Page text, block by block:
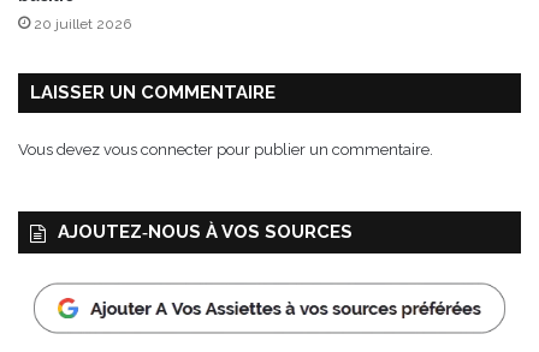
20 juillet 2026
LAISSER UN COMMENTAIRE
Vous devez vous connecter pour publier un commentaire.
AJOUTEZ‑NOUS À VOS SOURCES